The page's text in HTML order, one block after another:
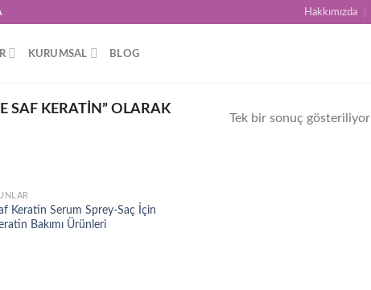
Hakkımızda
KURUMSAL BLOG
SAF KERATIN” OLARAK
Tek bir sonuç gösteriliyor
Add to
Keratin Serum Sprey-Saç İçin
Bakımı Ürünleri